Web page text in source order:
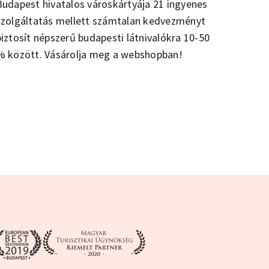
hivatalos városkártyája 21 ingyenes
mellett számtalan kedvezményt
népszerű budapesti látnivalókra 10-50
között. Vásárolja meg a webshopban!